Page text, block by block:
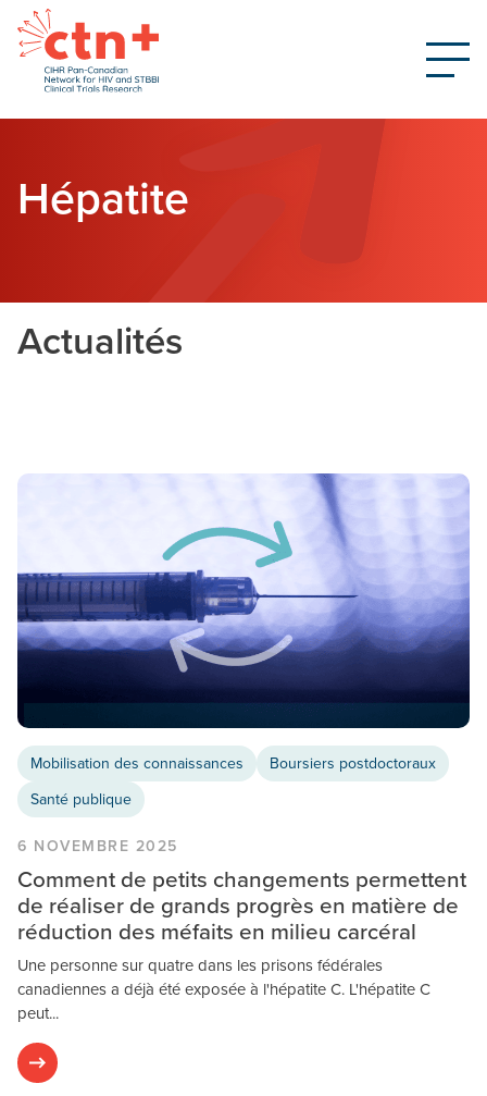
Hépatite
Actualités
Mobilisation des connaissances
Boursiers postdoctoraux
Santé publique
6 NOVEMBRE 2025
Comment de petits changements permettent
de réaliser de grands progrès en matière de
réduction des méfaits en milieu carcéral
Une personne sur quatre dans les prisons fédérales
canadiennes a déjà été exposée à l'hépatite C. L'hépatite C
peut...